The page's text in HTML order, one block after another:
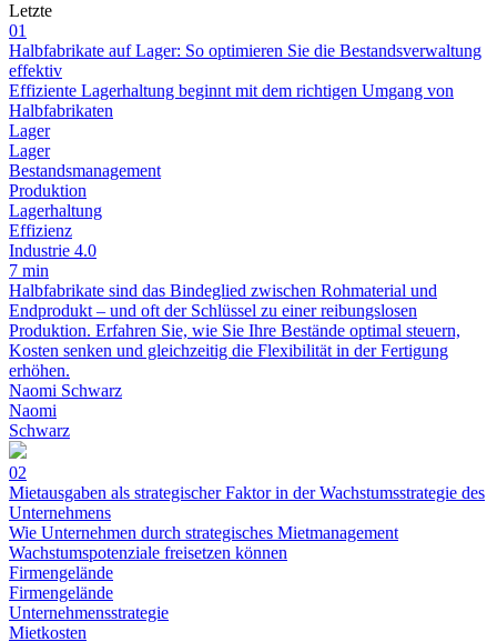
Letzte
01
Halbfabrikate auf Lager: So optimieren Sie die Bestandsverwaltung
effektiv
Effiziente Lagerhaltung beginnt mit dem richtigen Umgang von
Halbfabrikaten
Lager
Lager
Bestandsmanagement
Produktion
Lagerhaltung
Effizienz
Industrie 4.0
7 min
Halbfabrikate sind das Bindeglied zwischen Rohmaterial und
Endprodukt – und oft der Schlüssel zu einer reibungslosen
Produktion. Erfahren Sie, wie Sie Ihre Bestände optimal steuern,
Kosten senken und gleichzeitig die Flexibilität in der Fertigung
erhöhen.
Naomi Schwarz
Naomi
Schwarz
02
Mietausgaben als strategischer Faktor in der Wachstumsstrategie des
Unternehmens
Wie Unternehmen durch strategisches Mietmanagement
Wachstumspotenziale freisetzen können
Firmengelände
Firmengelände
Unternehmensstrategie
Mietkosten